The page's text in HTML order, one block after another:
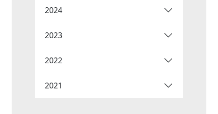
2024
2023
2022
2021